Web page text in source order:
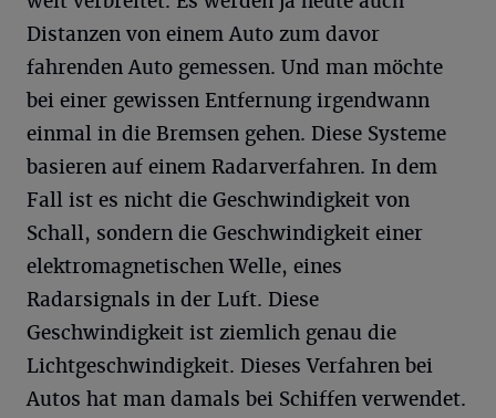
Distanzen von einem Auto zum davor
fahrenden Auto gemessen. Und man möchte
bei einer gewissen Entfernung irgendwann
einmal in die Bremsen gehen. Diese Systeme
basieren auf einem Radarverfahren. In dem
Fall ist es nicht die Geschwindigkeit von
Schall, sondern die Geschwindigkeit einer
elektromagnetischen Welle, eines
Radarsignals in der Luft. Diese
Geschwindigkeit ist ziemlich genau die
Lichtgeschwindigkeit. Dieses Verfahren bei
Autos hat man damals bei Schiffen verwendet.